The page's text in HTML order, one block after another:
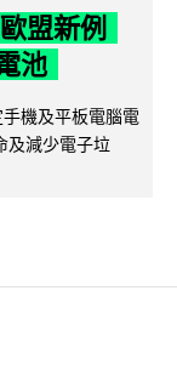
盟新例
池
機及平板電腦電
及減少電子垃